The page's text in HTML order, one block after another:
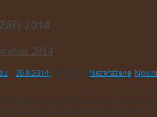
Září 2014
2014
30.9.2014 Nezařazené,
WorWaní usoudili, že je načase zase lehce